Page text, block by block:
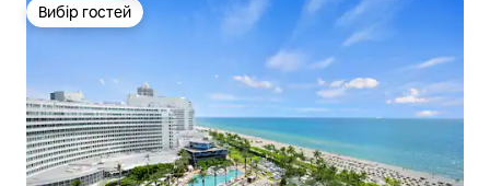
Вибір гостей
Вибір гостей